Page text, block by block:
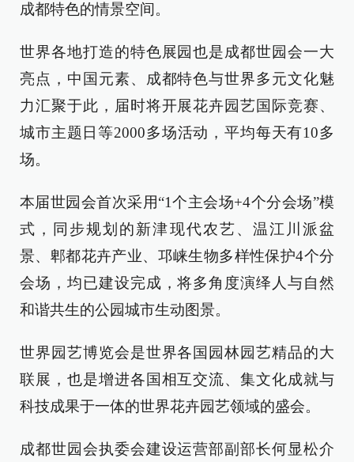
成都特色的情景空间。
世界各地打造的特色展园也是成都世园会一大
亮点，中国元素、成都特色与世界多元文化魅
力汇聚于此，届时将开展花卉园艺国际竞赛、
城市主题日等2000多场活动，平均每天有10多
场。
本届世园会首次采用“1个主会场+4个分会场”模
式，同步规划的新津现代农艺、温江川派盆
景、郫都花卉产业、邛崃生物多样性保护4个分
会场，均已建设完成，将多角度演绎人与自然
和谐共生的公园城市生动图景。
世界园艺博览会是世界各国园林园艺精品的大
联展，也是增进各国相互交流、集文化成就与
科技成果于一体的世界花卉园艺领域的盛会。
成都世园会执委会建设运营部副部长何显松介